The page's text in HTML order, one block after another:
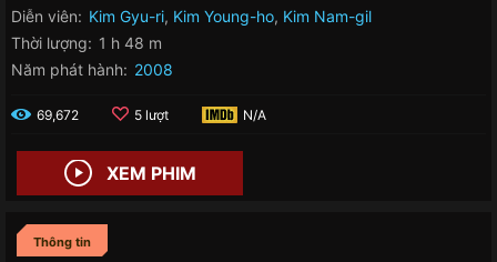
Diễn viên: Kim Gyu-ri, Kim Young-ho, Kim Nam-gil
Thời lượng: 1 h 48 m
Năm phát hành: 2008
69,672 5 lượt N/A
XEM PHIM
Thông tin